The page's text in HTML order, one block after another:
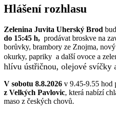
Hlášení rozhlasu
Zelenina Juvita Uherský Brod
do 15:45 h, prodávat broskve na
borůvky, brambory ze Znojma,
okurky, papriky a další ovoce a
hlívu ústřičnou, olejové svíčky
V sobotu 8.8.2026 v 9.45-9.55 hod
z Velkých Pavlovic, která nabízí
maso z českých chovů.